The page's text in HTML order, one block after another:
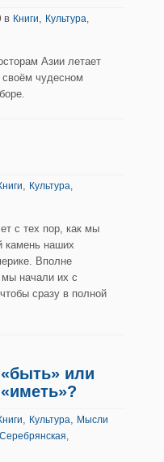
в Книги, Культура,
Азии летает
чудесном
, Культура,
с тех пор, как мы
камень наших
Вполне
мы начали их с
сразу в полной
или
, Культура, Мысли
,